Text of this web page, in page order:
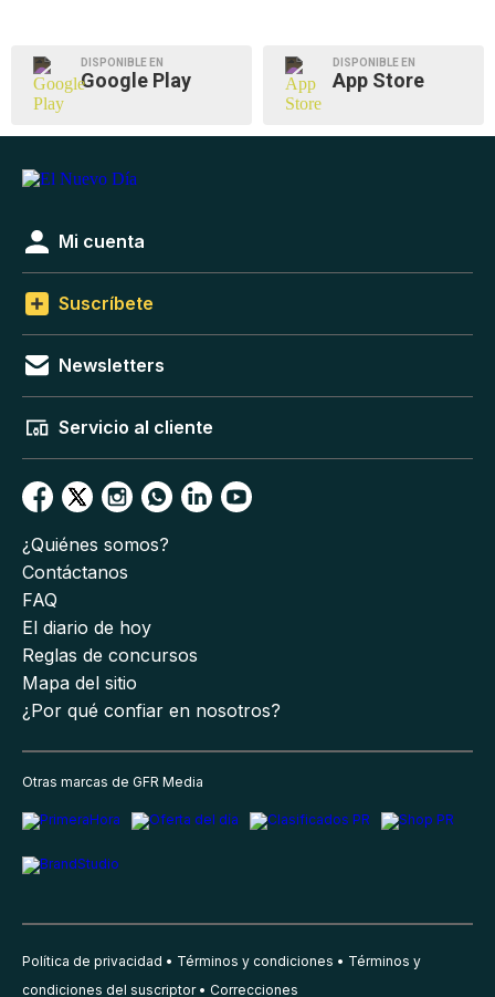
DISPONIBLE EN
Google Play
DISPONIBLE EN
App Store
Mi cuenta
Suscríbete
Newsletters
Servicio al cliente
¿Quiénes somos?
Contáctanos
FAQ
El diario de hoy
Reglas de concursos
Mapa del sitio
¿Por qué confiar en nosotros?
Otras marcas de GFR Media
Política de privacidad Términos y condiciones
Términos y
condiciones del suscriptor
Correcciones